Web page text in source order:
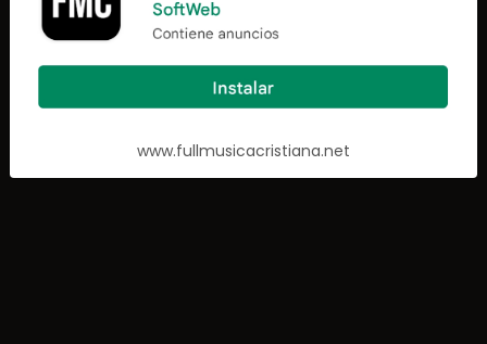
www.fullmusicacristiana.net